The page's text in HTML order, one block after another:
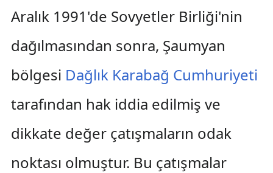
Aralık 1991'de Sovyetler Birliği'nin
dağılmasından sonra, Şaumyan
bölgesi Dağlık Karabağ Cumhuriyeti
tarafından hak iddia edilmiş ve
dikkate değer çatışmaların odak
noktası olmuştur. Bu çatışmalar